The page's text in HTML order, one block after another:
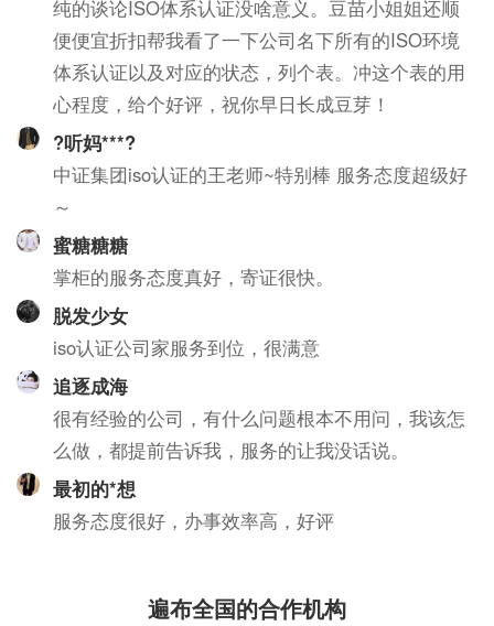
纯的谈论ISO体系认证没啥意义。豆苗小姐姐还顺
便便宜折扣帮我看了一下公司名下所有的ISO环境
体系认证以及对应的状态，列个表。冲这个表的用
心程度，给个好评，祝你早日长成豆芽！
?听妈***?
中证集团iso认证的王老师~特别棒 服务态度超级好
～
蜜糖糖糖
掌柜的服务态度真好，寄证很快。
脱发少女
iso认证公司家服务到位，很满意
追逐成海
很有经验的公司，有什么问题根本不用问，我该怎
么做，都提前告诉我，服务的让我没话说。
最初的*想
服务态度很好，办事效率高，好评
遍布全国的合作机构